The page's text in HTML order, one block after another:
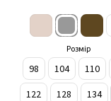
Розмір
98 104 110
122
128 134